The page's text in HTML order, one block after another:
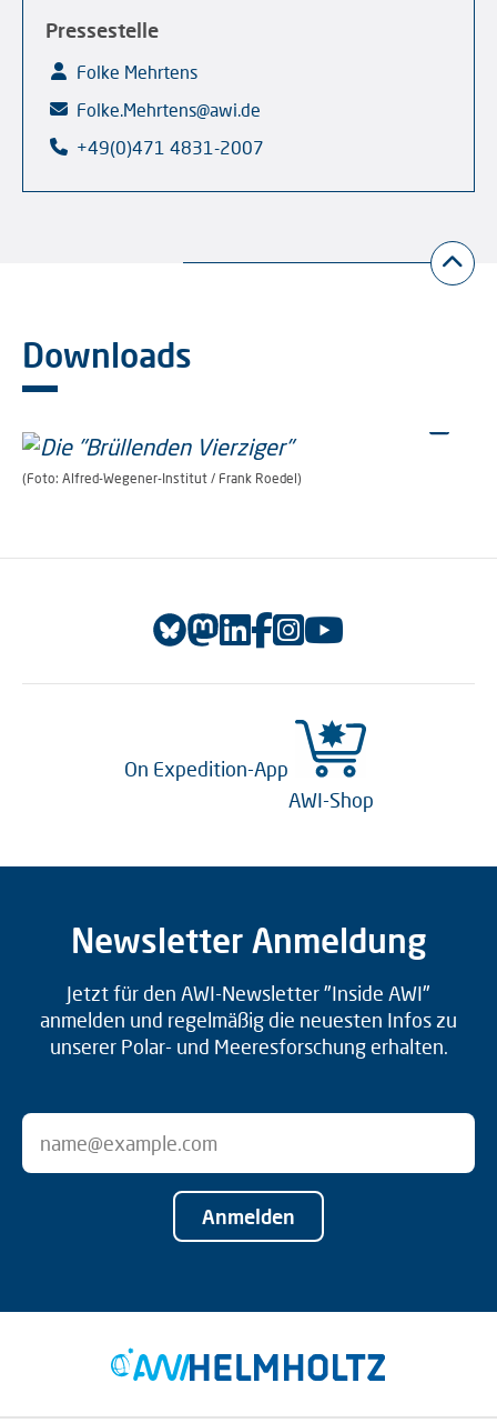
Pressestelle
Folke Mehrtens
Folke.Mehrtens@awi.de
+49(0)471 4831-2007
Downloads
(Foto: Alfred-Wegener-Institut / Frank Roedel)
On Expedition-App
AWI-Shop
Newsletter Anmeldung
Jetzt für den AWI-Newsletter "Inside AWI"
anmelden und regelmäßig die neuesten Infos zu
unserer Polar- und Meeresforschung erhalten.
Anmelden